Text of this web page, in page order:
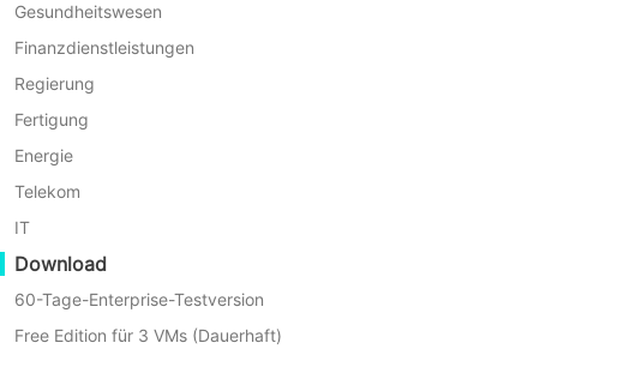
Gesundheitswesen
Finanzdienstleistungen
Regierung
Fertigung
Energie
Telekom
IT
Download
60-Tage-Enterprise-Testversion
Free Edition für 3 VMs (Dauerhaft)
So migrieren Sie EC2-Instanzen in ein anderes AWS-Konto?